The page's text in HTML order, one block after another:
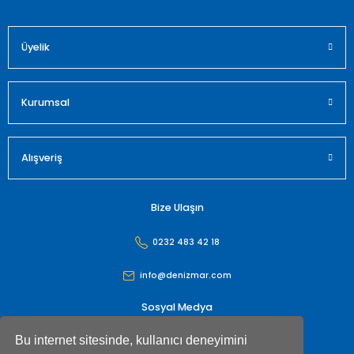
Bu internet sitesinde, kullanıcı deneyimini
Üyelik
Kurumsal
Alışveriş
Bize Ulaşın
0232 483 42 18
info@denizmar.com
Sosyal Medya